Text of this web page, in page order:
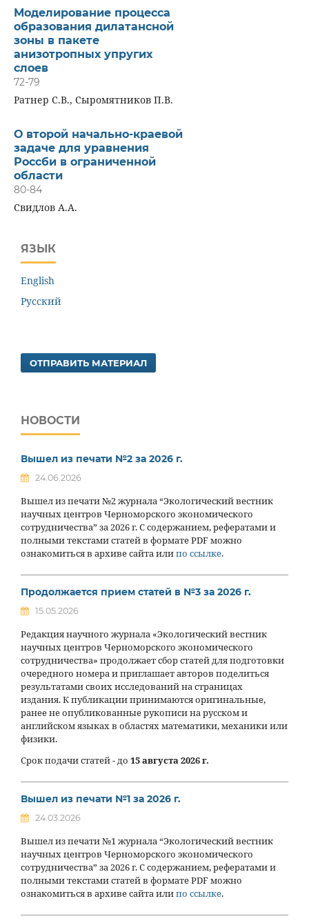
Моделирование процесса
образования дилатансной
зоны в пакете
анизотропных упругих
слоев
72-79
Ратнер С.В., Сыромятников П.В.
О второй начально-краевой
задаче для уравнения
Россби в ограниченной
области
80-84
Свидлов А.А.
ЯЗЫК
English
Русский
ОТПРАВИТЬ МАТЕРИАЛ
НОВОСТИ
Вышел из печати №2 за 2026 г.
24.06.2026
Вышел из печати №2 журнала “Экологический вестник
научных центров Черноморского экономического
сотрудничества” за 2026 г. С содержанием, рефератами и
полными текстами статей в формате PDF можно
ознакомиться в архиве сайта илипо ссылке.
Продолжается прием статей в №3 за 2026 г.
15.05.2026
Редакция научного журнала «Экологический вестник
научных центров Черноморского экономического
сотрудничества» продолжает сбор статей для подготовки
очередного номера и приглашает авторов поделиться
результатами своих исследований на страницах
издания. К публикации принимаются оригинальные,
ранее не опубликованные рукописи на русском и
английском языках в областях математики, механики или
физики.
Срок подачи статей - до 15 августа 2026 г.
Вышел из печати №1 за 2026 г.
24.03.2026
Вышел из печати №1 журнала “Экологический вестник
научных центров Черноморского экономического
сотрудничества” за 2026 г. С содержанием, рефератами и
полными текстами статей в формате PDF можно
ознакомиться в архиве сайта илипо ссылке.